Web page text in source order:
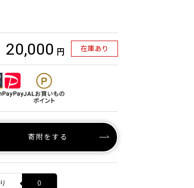
20,000 円 在庫あり
寄附をする
0